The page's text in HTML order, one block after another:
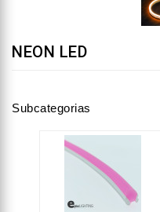
NEON LED
Subcategorias